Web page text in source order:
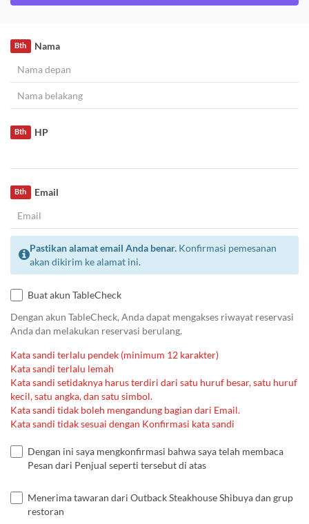
Nama
Bth
HP
Bth
Email
Bth
Pastikan alamat email Anda benar. Konfirmasi pemesanan
akan dikirim ke alamat ini.
Buat akun TableCheck
Dengan akun TableCheck, Anda dapat mengakses riwayat reservasi
Anda dan melakukan reservasi berulang.
Kata sandi terlalu pendek (minimum 12 karakter)
Kata sandi terlalu lemah
Kata sandi setidaknya harus terdiri dari satu huruf besar, satu huruf
kecil, satu angka, dan satu simbol.
Kata sandi tidak boleh mengandung bagian dari Email.
Kata sandi tidak sesuai dengan Konfirmasi kata sandi
Dengan ini saya mengkonfirmasi bahwa saya telah membaca
Pesan dari Penjual seperti tersebut di atas
Menerima tawaran dari Outback Steakhouse Shibuya dan grup
restoran